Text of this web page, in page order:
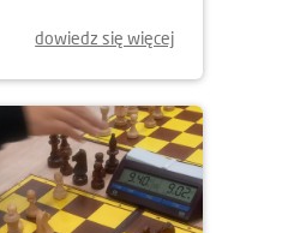
dowiedz się więcej